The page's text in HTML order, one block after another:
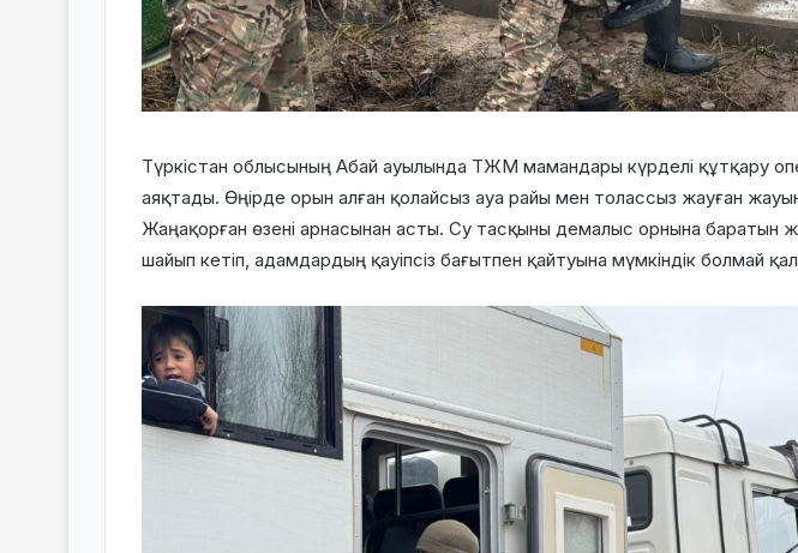
Түркістан облысының Абай ауылында ТЖМ мамандары күрделі құтқару
аяқтады. Өңірде орын алған қолайсыз ауа райы мен толассыз жауған
Жаңақорған өзені арнасынан асты. Су тасқыны демалыс орнына баратын
шайып кетіп, адамдардың қауіпсіз бағытпен қайтуына мүмкіндік болмай